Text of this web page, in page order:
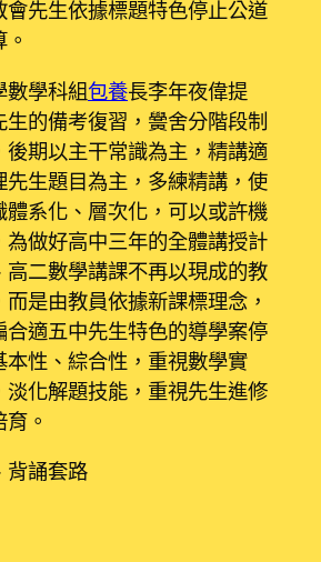
會先生依據標題特色停止公道
數學科組包養長李年夜偉提
生的備考復習，黌舍分階段制
後期以主干常識為主，精講適
先生題目為主，多練精講，使
體系化、層次化，可以或許機
為做好高中三年的全體講授計
高二數學講課不再以現成的教
是由教員依據新課標理念，
合適五中先生特色的導學案停
本性、綜合性，重視數學實
淡化解題技能，重視先生進修
。
背誦套路